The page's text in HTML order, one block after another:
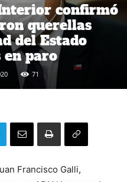
confirmó
querellas
del Estado
paro
71
Francisco Galli,